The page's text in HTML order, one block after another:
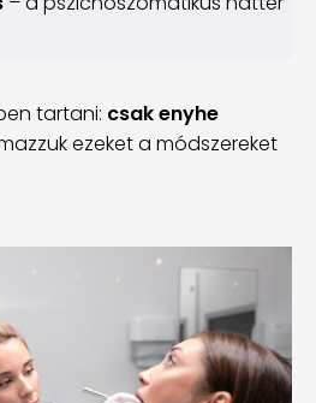
tartani: csak enyhe
ezeket a módszereket